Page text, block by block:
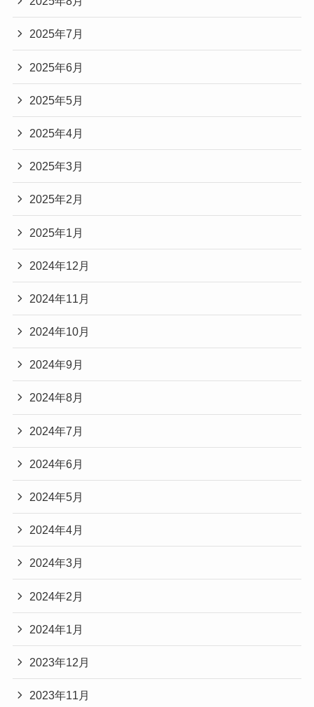
2025年7月
2025年6月
2025年5月
2025年4月
2025年3月
2025年2月
2025年1月
2024年12月
2024年11月
2024年10月
2024年9月
2024年8月
2024年7月
2024年6月
2024年5月
2024年4月
2024年3月
2024年2月
2024年1月
2023年12月
2023年11月